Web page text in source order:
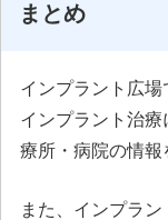
まとめ
インプラント広
インプラント治
療所・病院の情報
また、インプラ